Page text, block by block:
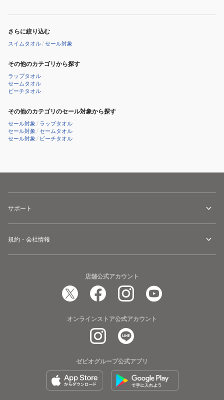
さらに絞り込む
スイムタオル/セール対象
その他のカテゴリから探す
ラップタオル
セームタオル
ビーチタオル
その他のカテゴリのセール対象から探す
セール対象 / ラップタオル
セール対象 /セームタオル
セール対象 / ビーチタオル
サポート
規約・会社情報
店舗公式アカウント
オンラインストア公式アカウント
ゼビオグループ公式アプリ